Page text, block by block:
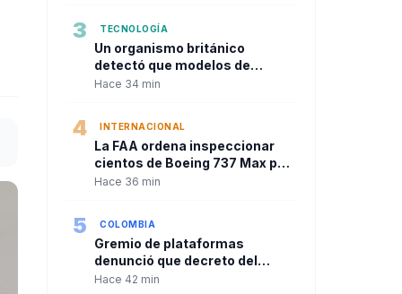
3 TECNOLOGÍA
Un organismo británico
detectó que modelos de
inteligencia artificial
seguridad
Hace 34 min
4 INTERNACIONAL
La FAA ordena inspeccionar
cientos de Boeing 737 Max por
grietas en el fuselaje
Hace 36 min
5 COLOMBIA
Gremio de plataformas
denunció que decreto del
Gobierno Petro “hace trizas”
Hace 42 min